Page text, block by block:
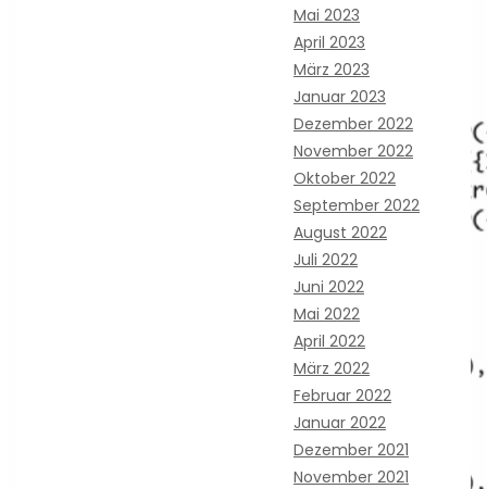
Mai 2023
April 2023
März 2023
Januar 2023
Dezember 2022
November 2022
Oktober 2022
September 2022
August 2022
Juli 2022
Juni 2022
Mai 2022
April 2022
März 2022
Februar 2022
Januar 2022
Dezember 2021
November 2021